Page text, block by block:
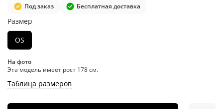
Под заказ Бесплатная доставка
Таблица размеров
Размер
OS
На фото
Эта модель имеет рост 178 см.